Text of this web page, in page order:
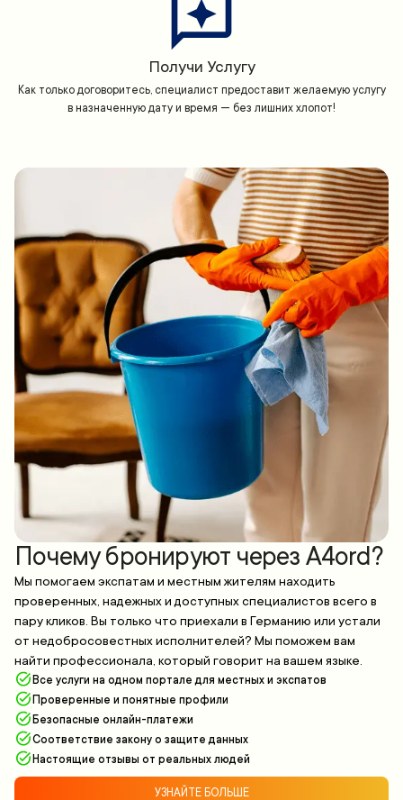
Получи Услугу
Как только договоритесь, специалист предоставит желаемую услугу
в назначенную дату и время — без лишних хлопот!
Почему бронируют через A4ord?
Мы помогаем экспатам и местным жителям находить
проверенных, надежных и доступных специалистов всего в
пару кликов. Вы только что приехали в Германию или устали
от недобросовестных исполнителей? Мы поможем вам
найти профессионала, который говорит на вашем языке.
Все услуги на одном портале для местных и экспатов
Проверенные и понятные профили
Безопасные онлайн-платежи
Соответствие закону о защите данных
Настоящие отзывы от реальных людей
УЗНАЙТЕ БОЛЬШЕ